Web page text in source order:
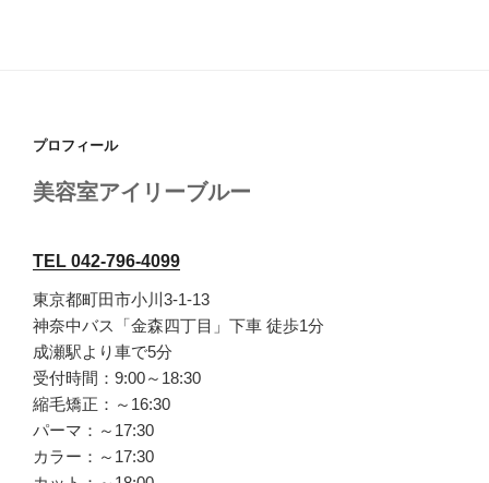
プロフィール
美容室アイリーブルー
TEL 042-796-4099
東京都町田市小川3-1-13
神奈中バス「金森四丁目」下車 徒歩1分
成瀬駅より車で5分
受付時間：9:00～18:30
縮毛矯正：～16:30
パーマ：～17:30
カラー：～17:30